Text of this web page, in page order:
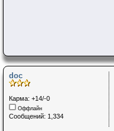
doc
Карма: +14/-0
Оффлайн
Сообщений: 1,334